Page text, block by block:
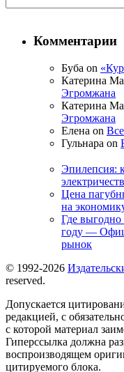
Комментарии
Буба on
Катерина
Эгромжана
Катерина
Эгромжана
Елена on
Гульнара on
Эпилепсия:
Цена
на
Где
году —
рынок
© 1992-2026
reserved.
Допускается
редакцией, с
с которой материал
Гиперссылка должна
воспроизводящем
цитируемого блока.